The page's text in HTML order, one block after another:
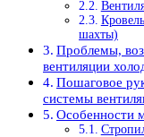
шахты)
Проблемы,
вентиляции
Пошаговое
системы
Особенности